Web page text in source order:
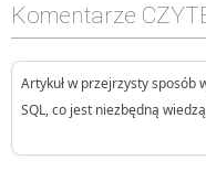
Komentarze
Artykuł w przejrzysty sposób
SQL, co jest niezbędną